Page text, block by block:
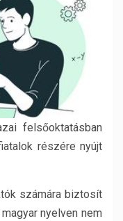
felsőoktatásban
részére nyújt
számára biztosít
nyelven nem